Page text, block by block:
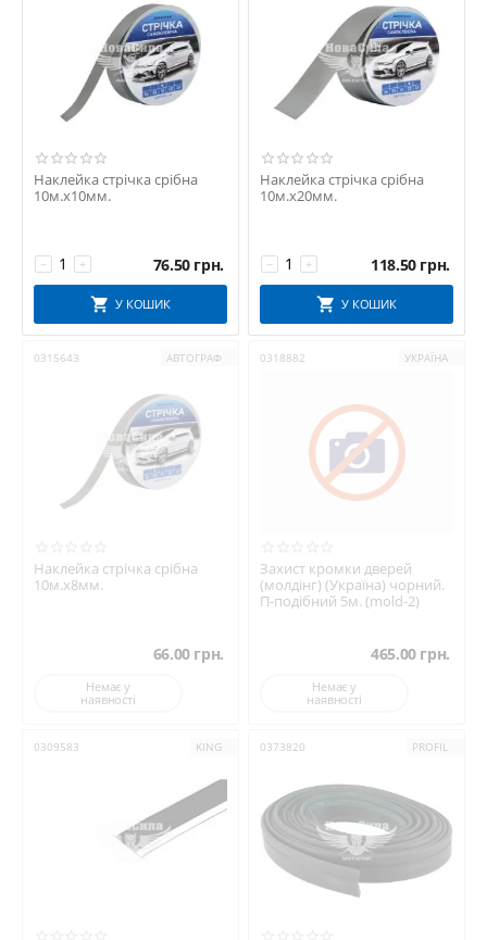
Наклейка стрічка срібна
10м.х10мм.
+
− 76.50 грн.
У КОШИК
Наклейка стрічка срібна
10м.х20мм.
+
− 118.50 грн.
У КОШИК
0315643 АВТОГРАФ
Наклейка стрічка срібна
10м.х8мм.
66.00 грн.
Немає у
наявності
0318882 УКРАЇНА
Захист кромки дверей
(молдінг) (Україна) чорний.
П-подібний 5м. (mold-2)
465.00 грн.
Немає у
наявності
0309583 KING 0373820 PROFIL